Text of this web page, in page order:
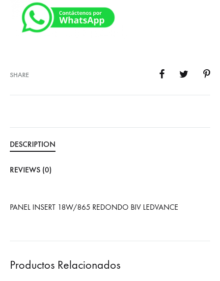
SHARE
DESCRIPTION
REVIEWS (0)
PANEL INSERT 18W/865 REDONDO BIV LEDVANCE
Productos Relacionados